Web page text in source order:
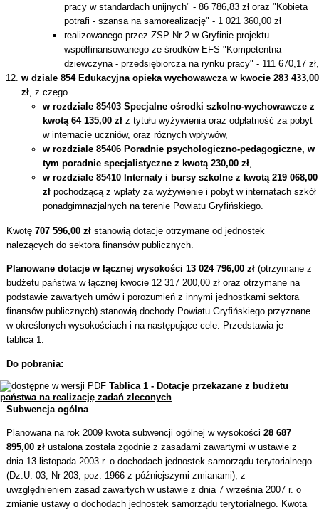
pracy w standardach unijnych" - 86 786,83 zł oraz "Kobieta
potrafi - szansa na samorealizację" - 1 021 360,00 zł
realizowanego przez ZSP Nr 2 w Gryfinie projektu
współfinansowanego ze środków EFS "Kompetentna
dziewczyna - przedsiębiorcza na rynku pracy" - 111 670,17 zł,
w dziale 854 Edukacyjna opieka wychowawcza w kwocie 283 433,00
zł , z czego
w rozdziale 85403 Specjalne ośrodki szkolno-wychowawcze z
kwotą 64 135,00 zł z tytułu wyżywienia oraz odpłatność za pobyt
w internacie uczniów, oraz różnych wpływów,
w rozdziale 85406 Poradnie psychologiczno-pedagogiczne, w
tym poradnie specjalistyczne z kwotą 230,00 zł
w rozdziale 85410 Internaty i bursy szkolne z kwotą 219 068,00
zł pochodzącą z wpłaty za wyżywienie i pobyt w internatach szkół
ponadgimnazjalnych na terenie Powiatu Gryfińskiego.
Kwotę 707 596,00 złstanowią dotacje otrzymane od jednostek
należących do sektora finansów publicznych.
Planowane dotacje w łącznej wysokości 13 024 796,00 zł(otrzymane z
budżetu państwa w łącznej kwocie 12 317 200,00 zł oraz otrzymane na
podstawie zawartych umów i porozumień z innymi jednostkami sektora
finansów publicznych) stanowią dochody Powiatu Gryfińskiego przyznane
w określonych wysokościach i na następujące cele. Przedstawia je
tablica 1.
Do pobrania:
Tablica 1 - Dotacje przekazane z budżetu
państwa na realizację zadań zleconych
Subwencja ogólna
Planowana na rok 2009 kwota subwencji ogólnej w wysokości 28 687
895,00 złustalona została zgodnie z zasadami zawartymi w ustawie z
dnia 13 listopada 2003 r. o dochodach jednostek samorządu terytorialnego
(Dz.U. 03, Nr 203, poz. 1966 z późniejszymi zmianami), z
uwzględnieniem zasad zawartych w ustawie z dnia 7 września 2007 r. o
zmianie ustawy o dochodach jednostek samorządu terytorialnego. Kwota